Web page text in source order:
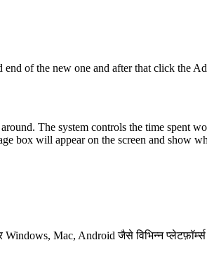
of the new one and after that click the
The system controls the time spent
box will appear on the screen and show
Mac, Android जैसे विभिन्न प्लेटफ़ॉर्म्स